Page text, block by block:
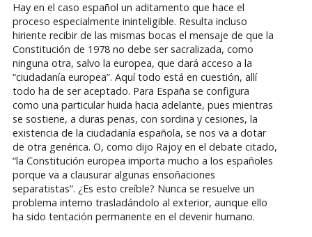
Hay en el caso español un aditamento que hace el
proceso especialmente ininteligible. Resulta incluso
hiriente recibir de las mismas bocas el mensaje de que la
Constitución de 1978 no debe ser sacralizada, como
ninguna otra, salvo la europea, que dará acceso a la
“ciudadanía europea”. Aquí todo está en cuestión, allí
todo ha de ser aceptado. Para España se configura
como una particular huida hacia adelante, pues mientras
se sostiene, a duras penas, con sordina y cesiones, la
existencia de la ciudadanía española, se nos va a dotar
de otra genérica. O, como dijo Rajoy en el debate citado,
“la Constitución europea importa mucho a los españoles
porque va a clausurar algunas ensoñaciones
separatistas”. ¿Es esto creíble? Nunca se resuelve un
problema interno trasladándolo al exterior, aunque ello
ha sido tentación permanente en el devenir humano.